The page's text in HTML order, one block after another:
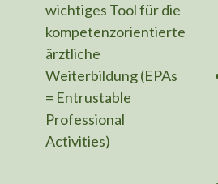
wichtiges Tool für die
kompetenzorientierte
ärztliche
Weiterbildung (EPAs
= Entrustable
Professional
Activities)